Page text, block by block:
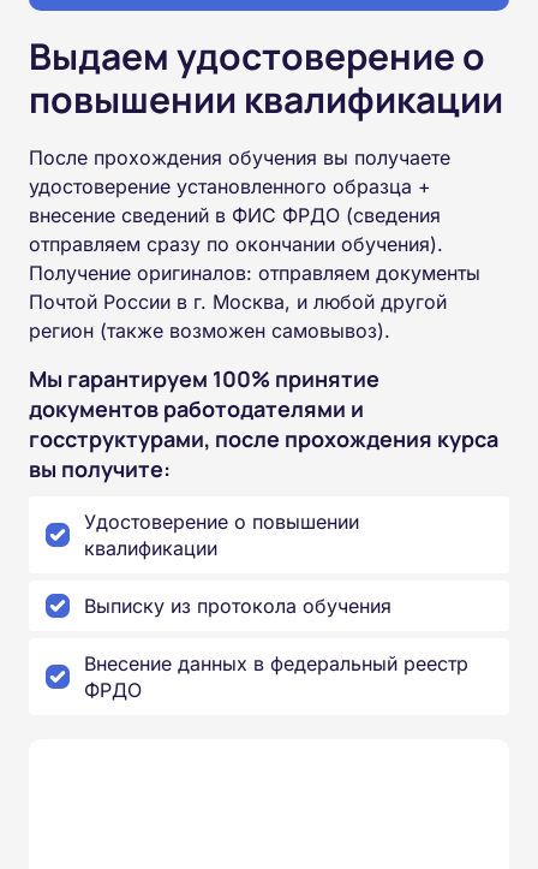
Выдаем удостоверение о
повышении квалификации
После прохождения обучения вы получаете
удостоверение установленного образца +
внесение сведений в ФИС ФРДО (сведения
отправляем сразу по окончании обучения).
Получение оригиналов: отправляем документы
Почтой России в г. Москва, и любой другой
регион (также возможен самовывоз).
Мы гарантируем 100% принятие
документов работодателями и
госструктурами, после прохождения курса
вы получите:
Удостоверение о повышении
квалификации
Выписку из протокола обучения
Внесение данных в федеральный реестр
ФРДО